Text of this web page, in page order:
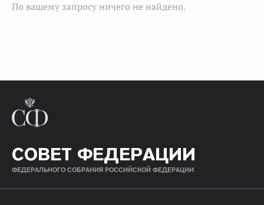
По вашему запросу ничего не найдено.
СОВЕТ ФЕДЕРАЦИИ
ФЕДЕРАЛЬНОГО СОБРАНИЯ РОССИЙСКОЙ ФЕДЕРАЦИИ